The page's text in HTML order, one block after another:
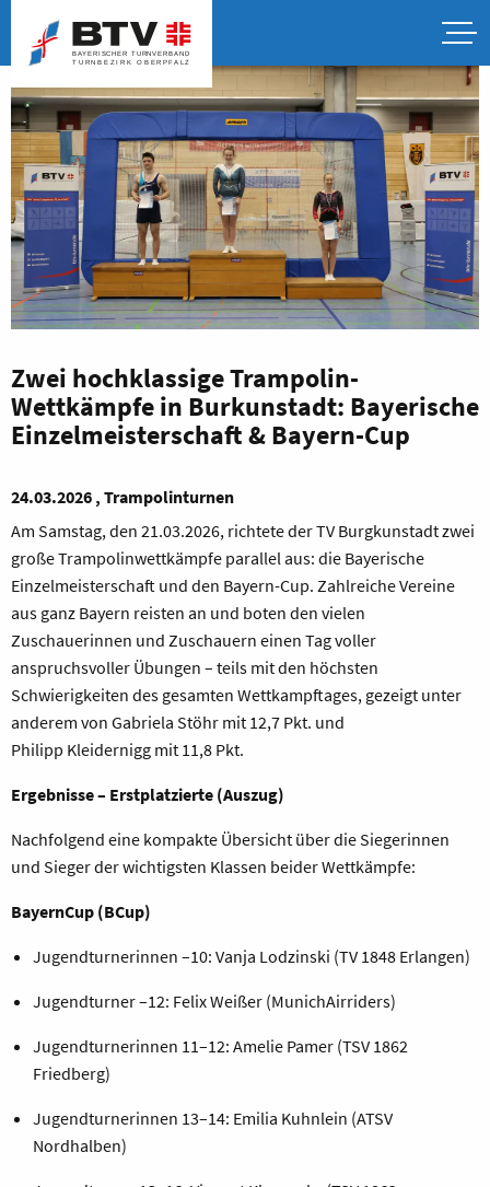
Zwei hochklassige Trampolin-
Wettkämpfe in Burkunstadt: Bayerische
Einzelmeisterschaft & Bayern-Cup
24.03.2026 , Trampolinturnen
Am Samstag, den 21.03.2026, richtete der TV Burgkunstadt zwei
große Trampolinwettkämpfe parallel aus: die Bayerische
Einzelmeisterschaft und den Bayern-Cup. Zahlreiche Vereine
aus ganz Bayern reisten an und boten den vielen
Zuschauerinnen und Zuschauern einen Tag voller
anspruchsvoller Übungen – teils mit den höchsten
Schwierigkeiten des gesamten Wettkampftages, gezeigt unter
anderem von Gabriela Stöhr mit 12,7 Pkt. und
Philipp Kleidernigg mit 11,8 Pkt.
Ergebnisse – Erstplatzierte (Auszug)
Nachfolgend eine kompakte Übersicht über die Siegerinnen
und Sieger der wichtigsten Klassen beider Wettkämpfe:
BayernCup (BCup)
Jugendturnerinnen –10: Vanja Lodzinski (TV 1848 Erlangen)
Jugendturner –12: Felix Weißer (MunichAirriders)
Jugendturnerinnen 11–12: Amelie Pamer (TSV 1862
Friedberg)
Jugendturnerinnen 13–14: Emilia Kuhnlein (ATSV
Nordhalben)